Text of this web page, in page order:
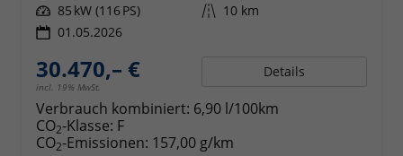
Leistung 85 kW (116 PS) Kilometerstand 10 km
01.05.2026
30.470,– €
incl. 19% MwSt.
Details
Verbrauch kombiniert: 6,90 l/100km
CO2-Klasse: F
CO2-Emissionen: 157,00 g/km